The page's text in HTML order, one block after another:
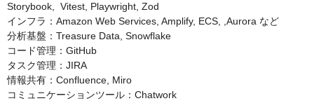
Storybook, Vitest, Playwright, Zod
インフラ：Amazon Web Services, Amplify, ECS, ,Aurora など
分析基盤：Treasure Data, Snowflake
コード管理：GitHub
タスク管理：JIRA
情報共有：Confluence, Miro
コミュニケーションツール：Chatwork